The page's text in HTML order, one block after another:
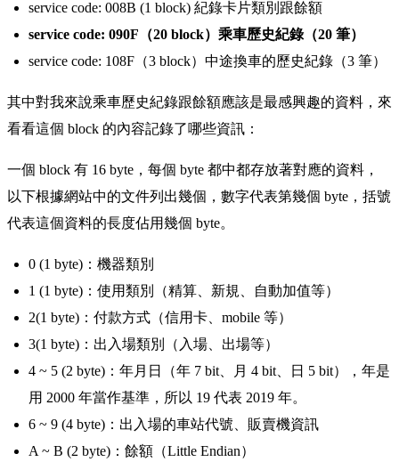
service code: 008B (1 block) 紀錄卡片類別跟餘額
service code: 090F（20 block）乘車歷史紀錄（20 筆）
service code: 108F（3 block）中途換車的歷史紀錄（3 筆）
其中對我來說乘車歷史紀錄跟餘額應該是最感興趣的資料，來
看看這個 block 的內容記錄了哪些資訊：
一個 block 有 16 byte，每個 byte 都中都存放著對應的資料，
以下根據網站中的文件列出幾個，數字代表第幾個 byte，括號
代表這個資料的長度佔用幾個 byte。
0 (1 byte)：機器類別
1 (1 byte)：使用類別（精算、新規、自動加值等）
2(1 byte)：付款方式（信用卡、mobile 等）
3(1 byte)：出入場類別（入場、出場等）
4 ~ 5 (2 byte)：年月日（年 7 bit、月 4 bit、日 5 bit），年是
用 2000 年當作基準，所以 19 代表 2019 年。
6 ~ 9 (4 byte)：出入場的車站代號、販賣機資訊
A ~ B (2 byte)：餘額（Little Endian）